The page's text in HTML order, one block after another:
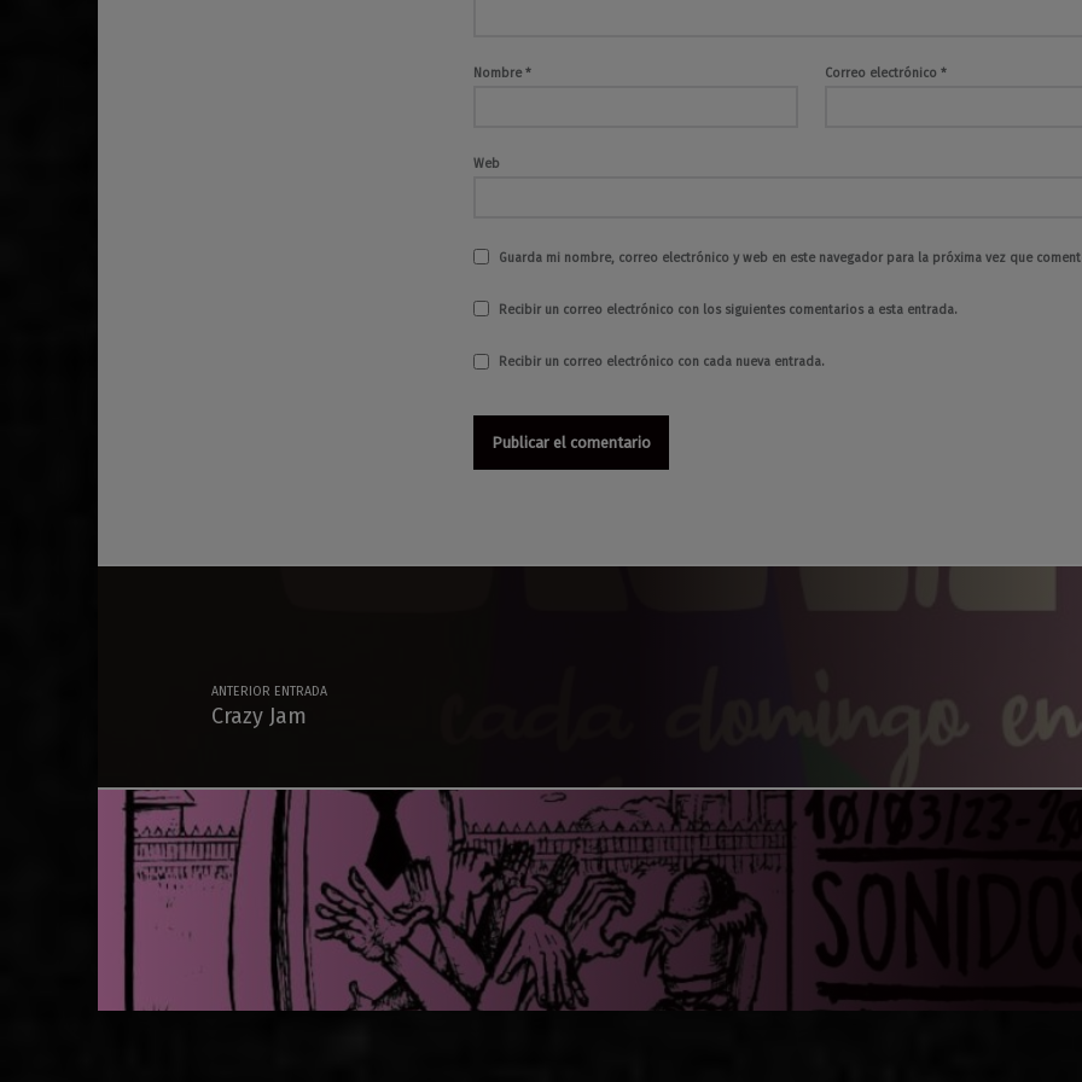
Nombre * Correo electrónico*
Web
Guarda mi nombre, correo electrónico y web en este navegador para la próxima vez que
Recibir un correo electrónico con los siguientes comentarios a esta entrada.
Recibir un correo electrónico con cada nueva entrada.
Navegación de entradas
ANTERIOR ENTRADA
Crazy Jam